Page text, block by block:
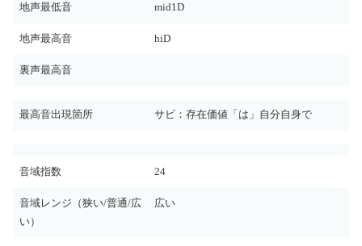
地声最低音 mid1D
地声最高音 hiD
裏声最高音
最高音出現箇所 サビ：存在価値「は」自分自身で
音域指数 24
音域レンジ（狭い/普通/広
い）
広い